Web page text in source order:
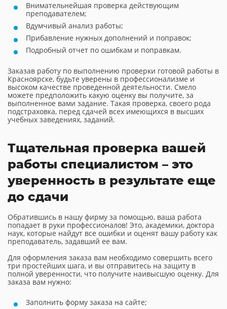
Внимательнейшая проверка действующим
преподавателем;
Вдумчивый анализ работы;
Прибавление нужных дополнений и поправок;
Подробный отчет по ошибкам и поправкам.
Заказав работу по выполнению проверки готовой работы в
Красноярске, будьте уверены в профессионализме и
высоком качестве проведенной деятельности. Смело
можете предположить какую оценку вы получите, за
выполненное вами задание. Такая проверка, своего рода
подстраховка, перед сдачей всех имеющихся в высших
учебных заведениях, заданий.
Тщательная проверка вашей
работы специалистом – это
уверенность в результате еще
до сдачи
Обратившись в нашу фирму за помощью, ваша работа
попадает в руки профессионалов! Это, академики, доктора
наук, которые найдут все ошибки и оценят вашу работу как
преподаватель, задавший ее вам.
Для оформления заказа вам необходимо совершить всего
три простейших шага, и вы отправитесь на защиту в
полной уверенности, что получите наивысшую оценку. Для
заказа вам нужно:
Заполнить форму заказа на сайте;